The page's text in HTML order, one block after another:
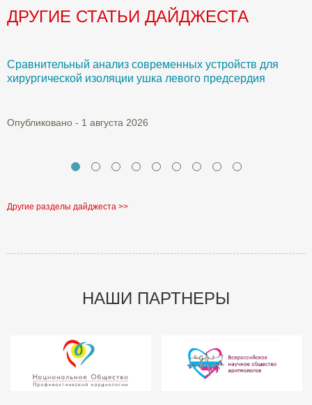
ДРУГИЕ СТАТЬИ ДАЙДЖЕСТА
Сравнительный анализ современных устройств для
хирургической изоляции ушка левого предсердия
Опубликовано - 1 августа 2026
Другие разделы дайджеста >>
НАШИ ПАРТНЕРЫ